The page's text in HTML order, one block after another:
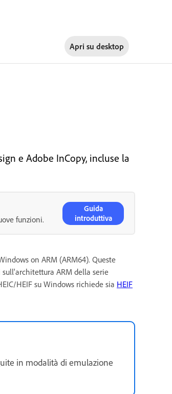
Apri su desktop
e Adobe InCopy, incluse la
funzioni.
Guida
introduttiva
on ARM (ARM64). Queste
ARM della serie
HEIF su Windows richiede sia HEIF
in modalità di emulazione